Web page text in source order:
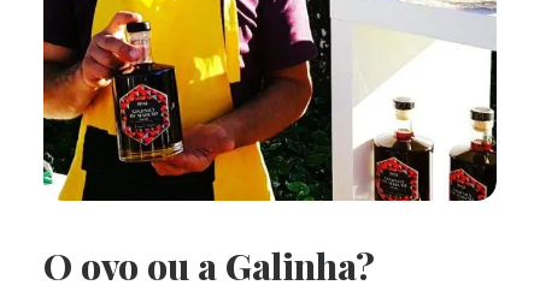
O ovo ou a Galinha?